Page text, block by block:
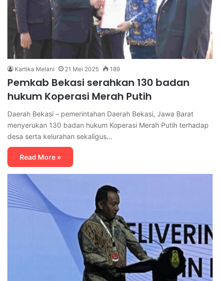
Kartika Melani 21 Mei 2025 189
Pemkab Bekasi serahkan 130 badan
hukum Koperasi Merah Putih
Daerah Bekasi – pemerintahan Daerah Bekasi, Jawa Barat
menyerukan 130 badan hukum Koperasi Merah Putih terhadap
desa serta kelurahan sekaligus…
Read More »